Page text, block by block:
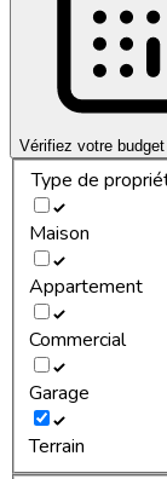
Vérifiez votre
Type de
Maison
Appartement
Commercial
Garage
Terrain